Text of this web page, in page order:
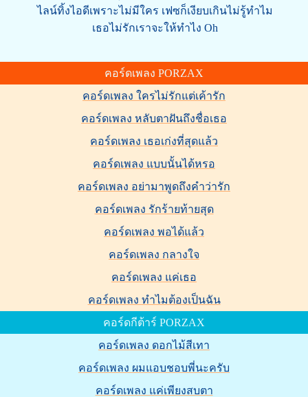
ไลน์ทิ้งไอดีเพราะไม่มีใคร เฟซก็เงียบเกินไม่รู้ทำไม
เธอไม่รักเราจะให้ทำไง Oh
คอร์ดเพลง PORZAX
คอร์ดเพลง ใครไม่รักแต่เค้ารัก
คอร์ดเพลง หลับตาฝันถึงชื่อเธอ
คอร์ดเพลง เธอเก่งที่สุดแล้ว
คอร์ดเพลง แบบนั้นได้หรอ
คอร์ดเพลง อย่ามาพูดถึงคำว่ารัก
คอร์ดเพลง รักร้ายท้ายสุด
คอร์ดเพลง พอได้แล้ว
คอร์ดเพลง กลางใจ
คอร์ดเพลง แค่เธอ
คอร์ดเพลง ทำไมต้องเป็นฉัน
คอร์ดกีต้าร์ PORZAX
คอร์ดเพลง ดอกไม้สีเทา
คอร์ดเพลง ผมแอบชอบพี่นะครับ
คอร์ดเพลง แค่เพียงสบตา